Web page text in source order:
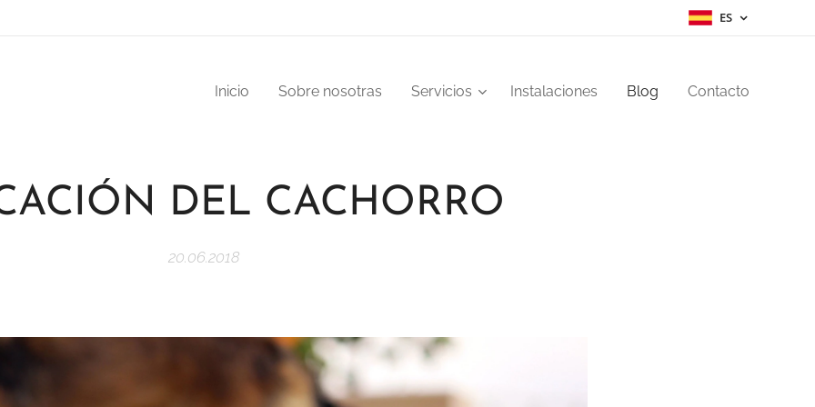
ES
Inicio Sobre nosotras Servicios Instalaciones Blog Contacto
DEL CACHORRO
20.06.2018